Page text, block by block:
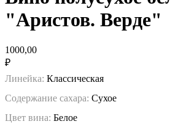
"Аристов. Верде"
1000,00
₽
Линейка: Классическая
Содержание сахара: Сухое
Цвет вина: Белое